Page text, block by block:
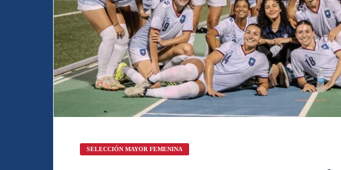
SELECCIÓN MAYOR FEMENINA